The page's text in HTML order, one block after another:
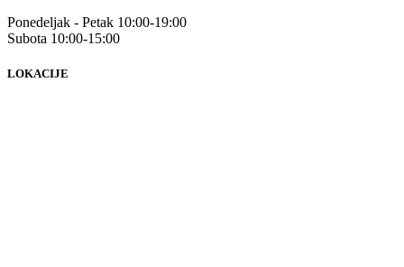
Ponedeljak - Petak 10:00-19:00
Subota 10:00-15:00
LOKACIJE